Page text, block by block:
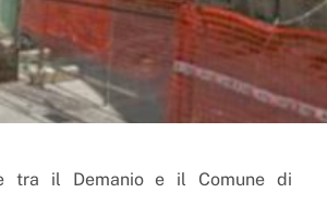
tra il Demanio e il Comune di